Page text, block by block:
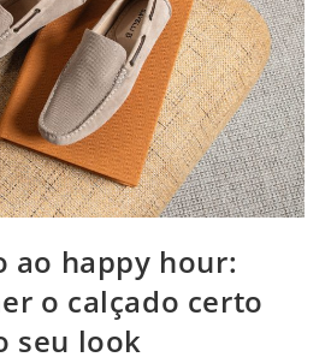
ao happy hour:
o calçado certo
seu look